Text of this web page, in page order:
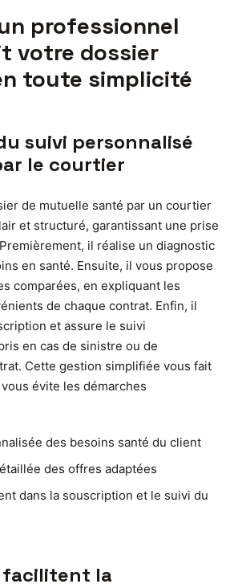
professionnel
votre dossier
toute simplicité
suivi personnalisé
le courtier
de mutuelle santé par un courtier
et structuré, garantissant une prise
il réalise un diagnostic
en santé. Ensuite, il vous propose
comparées, en expliquant les
de chaque contrat. Enfin, il
et assure le suivi
en cas de sinistre ou de
Cette gestion simplifiée vous fait
évite les démarches
des besoins santé du client
des offres adaptées
dans la souscription et le suivi du
facilitent la